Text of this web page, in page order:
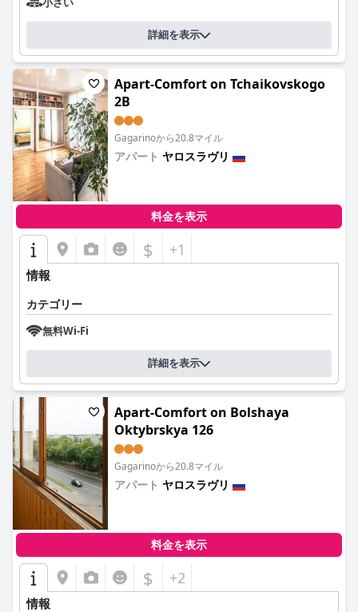
詳細を表示
Apart-Comfort on Tchaikovskogo
2B
Gagarinoから20.8マイル
アパート ヤロスラヴリ
料金を表示
$ +1
情報
カテゴリー
無料Wi-Fi
詳細を表示
Apart-Comfort on Bolshaya
Oktybrskya 126
Gagarinoから20.8マイル
アパート ヤロスラヴリ
料金を表示
$ +2
情報